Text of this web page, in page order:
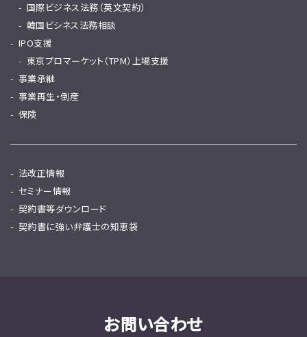
国際ビジネス法務（英文契約）
韓国ビシネス法務相談
IPO支援
東京プロマーケット（TPM）上場支援
事業承継
事業再生・倒産
保険
法改正情報
セミナー情報
契約書等ダウンロード
契約書に強い弁護士の知恵袋
お問い合わせ